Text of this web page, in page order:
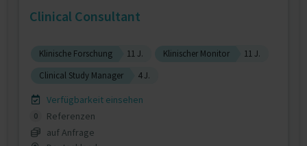
Clinical Consultant
Klinische Forschung 11 J. Klinischer Monitor
11 J.
Clinical Study Manager
4 J.
Verfügbarkeit einsehen
0
Referenzen
auf Anfrage